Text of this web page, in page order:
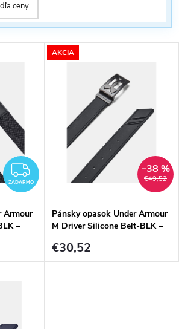
ceny
ZADARMO
ZADARMO
Armour
–
AKCIA
€49,52
–38 %
Pánsky opasok Under Armour
M Driver Silicone Belt-BLK –
€30,52